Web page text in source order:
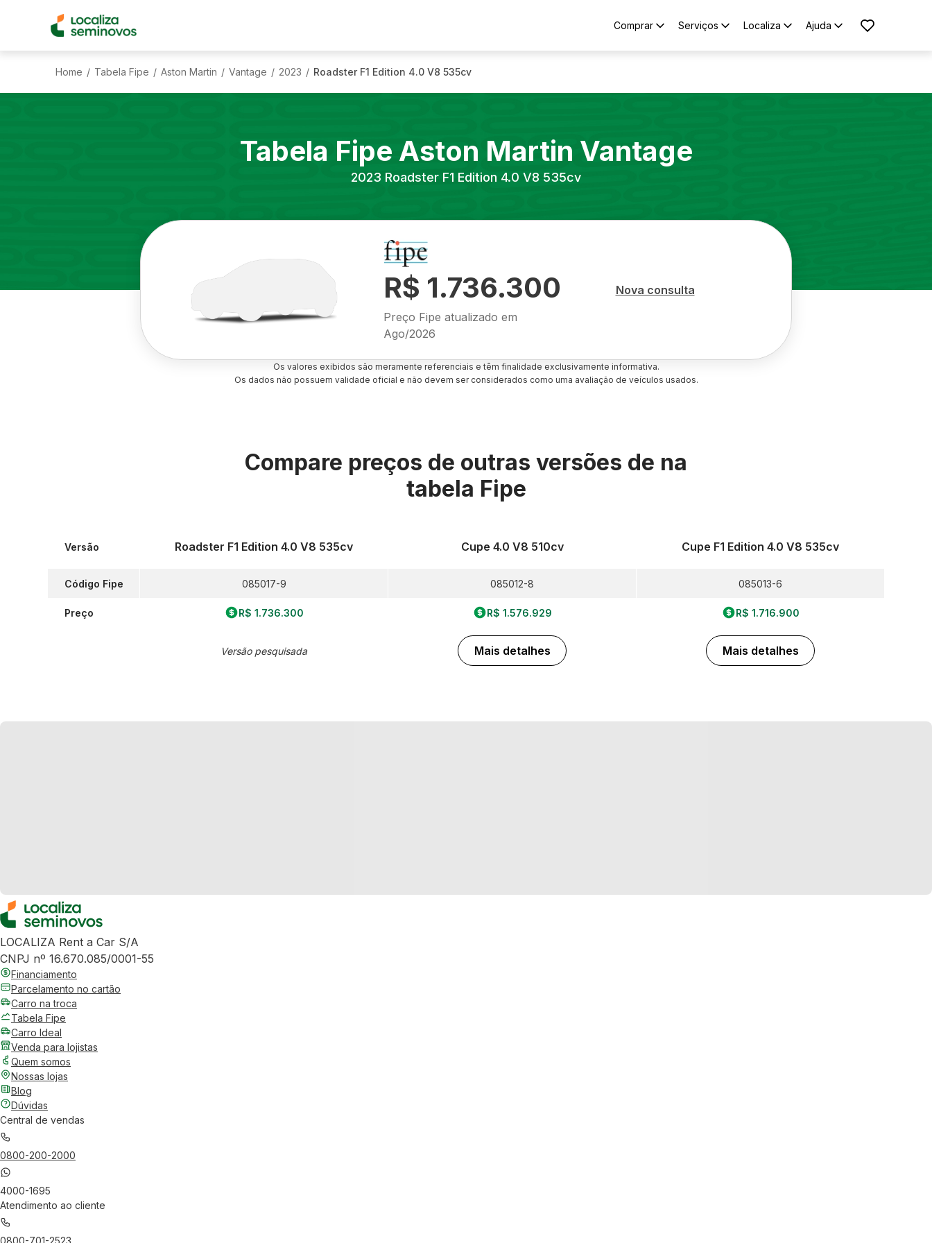
Comprar Serviços Localiza Ajuda
Home / Tabela Fipe / Aston Martin / Vantage / 2023 / Roadster F1 Edition 4.0 V8 535cv
Tabela Fipe Aston Martin Vantage
2023 Roadster F1 Edition 4.0 V8 535cv
R$ 1.736.300
Preço Fipe atualizado em
Ago/2026
Nova consulta
Os valores exibidos são meramente referenciais e têm finalidade exclusivamente informativa.
Os dados não possuem validade oficial e não devem ser considerados como uma avaliação de veículos usados.
Compare preços de outras versões de na
tabela Fipe
Versão
Código Fipe
Preço
Roadster F1 Edition 4.0 V8 535cv
085017-9
R$ 1.736.300
Versão pesquisada
Cupe 4.0 V8 510cv
085012-8
R$ 1.576.929
Mais detalhes
Cupe F1 Edition 4.0 V8 535cv
085013-6
R$ 1.716.900
Mais detalhes
LOCALIZA Rent a Car S/A
CNPJ nº 16.670.085/0001-55
Financiamento
Parcelamento no cartão
Carro na troca
Tabela Fipe
Carro Ideal
Venda para lojistas
Quem somos
Nossas lojas
Blog
Dúvidas
Central de vendas
0800-200-2000
4000-1695
Atendimento ao cliente
0800-701-2523